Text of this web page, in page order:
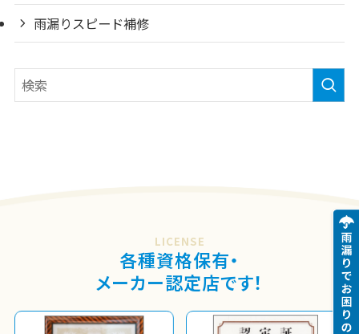
雨漏りスピード補修
LICENSE
各種資格保有・
メーカー認定店です！